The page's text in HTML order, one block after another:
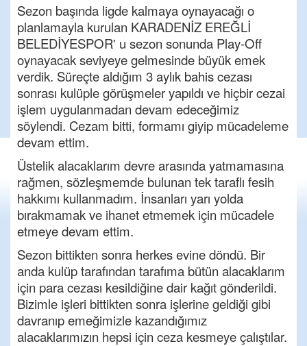
Sezon başında ligde kalmaya oynayacağı o
planlamayla kurulan KARADENİZ EREĞLİ
BELEDİYESPOR' u sezon sonunda Play-Off
oynayacak seviyeye gelmesinde büyük emek
verdik. Süreçte aldığım 3 aylık bahis cezası
sonrası kulüple görüşmeler yapıldı ve hiçbir cezai
işlem uygulanmadan devam edeceğimiz
söylendi. Cezam bitti, formamı giyip mücadeleme
devam ettim.
Üstelik alacaklarım devre arasında yatmamasına
rağmen, sözleşmemde bulunan tek taraflı fesih
hakkımı kullanmadım. İnsanları yarı yolda
bırakmamak ve ihanet etmemek için mücadele
etmeye devam ettim.
Sezon bittikten sonra herkes evine döndü. Bir
anda kulüp tarafından tarafıma bütün alacaklarım
için para cezası kesildiğine dair kağıt gönderildi.
Bizimle işleri bittikten sonra işlerine geldiği gibi
davranıp emeğimizle kazandığımız
alacaklarımızın hepsi için ceza kesmeye çalıştılar.